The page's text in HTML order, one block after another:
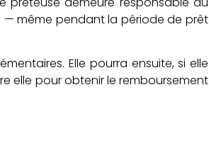
— même pendant la période de prêt
Elle pourra ensuite, si elle
elle pour obtenir le remboursement